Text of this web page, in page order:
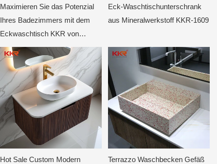
Maximieren Sie das Potenzial
Ihres Badezimmers mit dem
Eckwaschtisch KKR von
KingKonree.1905
Eck-Waschtischunterschrank
aus Mineralwerkstoff KKR-1609
Hot Sale Custom Modern
Terrazzo Waschbecken Gefäß